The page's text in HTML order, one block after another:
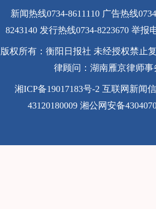
新闻热线0734-8611110 广告热线
8243140 发行热线0734-8223670 举报
版权所有：衡阳日报社 未经授权禁止
律顾问：湖南雁京律师事
湘ICP备19017183号-2 互联网新闻
43120180009 湘公网安备